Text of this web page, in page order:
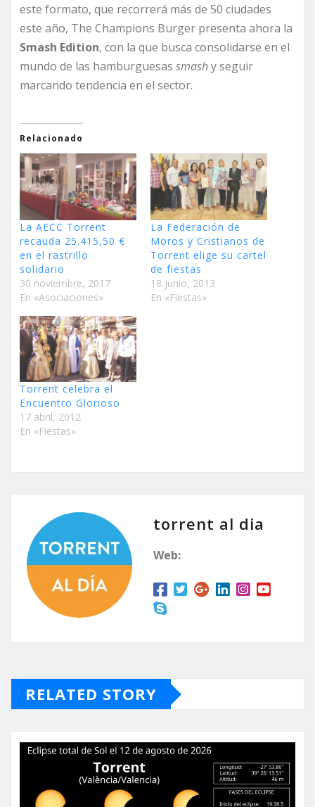
este formato, que recorrerá más de 50 ciudades
este año, The Champions Burger presenta ahora la
Smash Edition, con la que busca consolidarse en el
mundo de las hamburguesas smashy seguir
marcando tendencia en el sector.
Relacionado
La AECC Torrent
recauda 25.415,50 €
en el rastrillo
solidario
30 noviembre, 2017
En «Asociaciones»
La Federación de
Moros y Cristianos de
Torrent elige su cartel
de fiestas
18 junio, 2013
En «Fiestas»
Torrent celebra el
Encuentro Glorioso
17 abril, 2012
En «Fiestas»
torrent al dia
Web:
RELATED STORY